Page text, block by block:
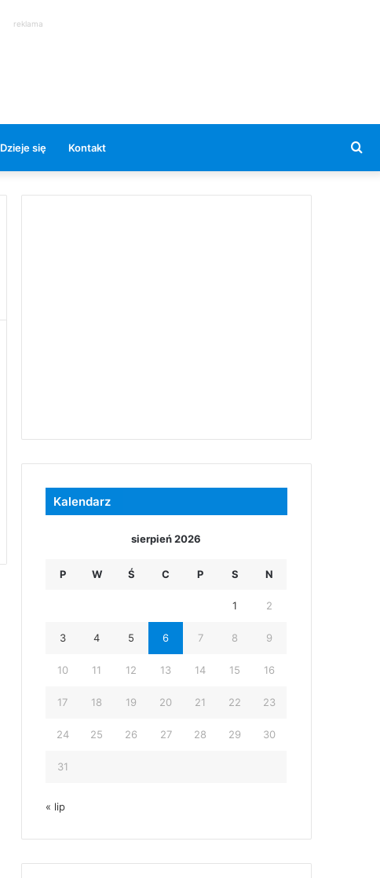
reklama
Dzieje się Kontakt
Kalendarz
sierpień 2026
P W Ś C P S N
1 2
3 4 5 6 7 8 9
10 11 12 13 14 15 16
17 18 19 20 21 22 23
24 25 26 27 28 29 30
31
« lip